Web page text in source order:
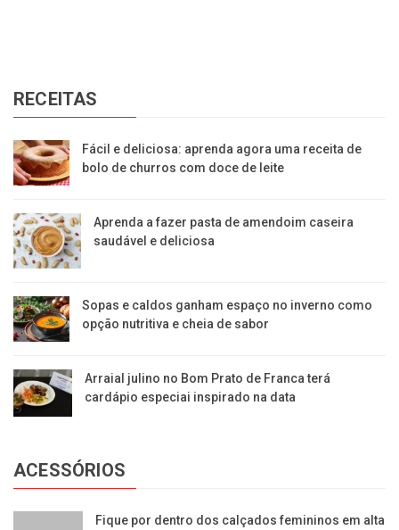
RECEITAS
Fácil e deliciosa: aprenda agora uma receita de
bolo de churros com doce de leite
Aprenda a fazer pasta de amendoim caseira
saudável e deliciosa
Sopas e caldos ganham espaço no inverno como
opção nutritiva e cheia de sabor
Arraial julino no Bom Prato de Franca terá
cardápio especiai inspirado na data
ACESSÓRIOS
​Fique por dentro dos calçados femininos em alta